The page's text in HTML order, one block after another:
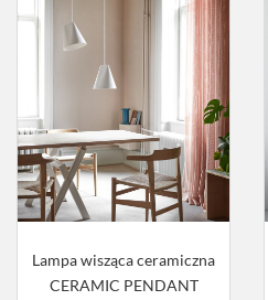
Lampa wisząca ceramiczna
CERAMIC PENDANT